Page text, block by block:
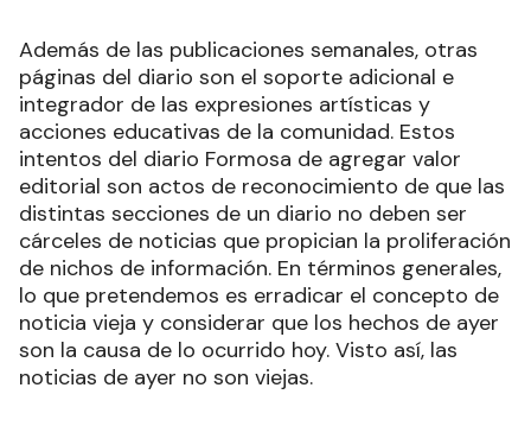
Además de las publicaciones semanales, otras
páginas del diario son el soporte adicional e
integrador de las expresiones artísticas y
acciones educativas de la comunidad. Estos
intentos del diario Formosa de agregar valor
editorial son actos de reconocimiento de que las
distintas secciones de un diario no deben ser
cárceles de noticias que propician la proliferación
de nichos de información. En términos generales,
lo que pretendemos es erradicar el concepto de
noticia vieja y considerar que los hechos de ayer
son la causa de lo ocurrido hoy. Visto así, las
noticias de ayer no son viejas.